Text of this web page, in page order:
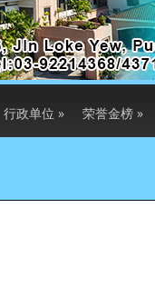
行政单位 » 荣誉金榜 »